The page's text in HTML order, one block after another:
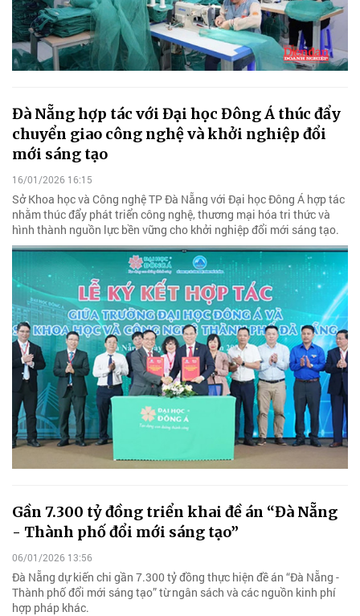
Đà Nẵng hợp tác với Đại học Đông Á thúc đẩy
chuyển giao công nghệ và khởi nghiệp đổi
mới sáng tạo
16/01/2026 16:15
Sở Khoa học và Công nghệ TP Đà Nẵng với Đại học Đông Á hợp tác
nhằm thúc đẩy phát triển công nghệ, thương mại hóa tri thức và
hình thành nguồn lực bền vững cho khởi nghiệp đổi mới sáng tạo.
Gần 7.300 tỷ đồng triển khai đề án “Đà Nẵng
- Thành phố đổi mới sáng tạo”
06/01/2026 13:56
Đà Nẵng dự kiến chi gần 7.300 tỷ đồng thực hiện đề án “Đà Nẵng -
Thành phố đổi mới sáng tạo” từ ngân sách và các nguồn kinh phí
hợp pháp khác.